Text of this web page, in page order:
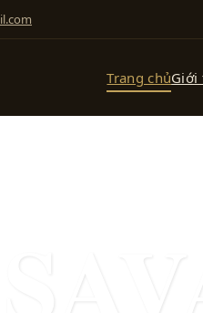
Trang chủGiới